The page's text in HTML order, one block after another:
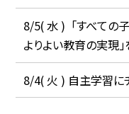
8/5( 水 ) 「すべての
よりよい教育の実現
8/4( 火 ) 自主学習に